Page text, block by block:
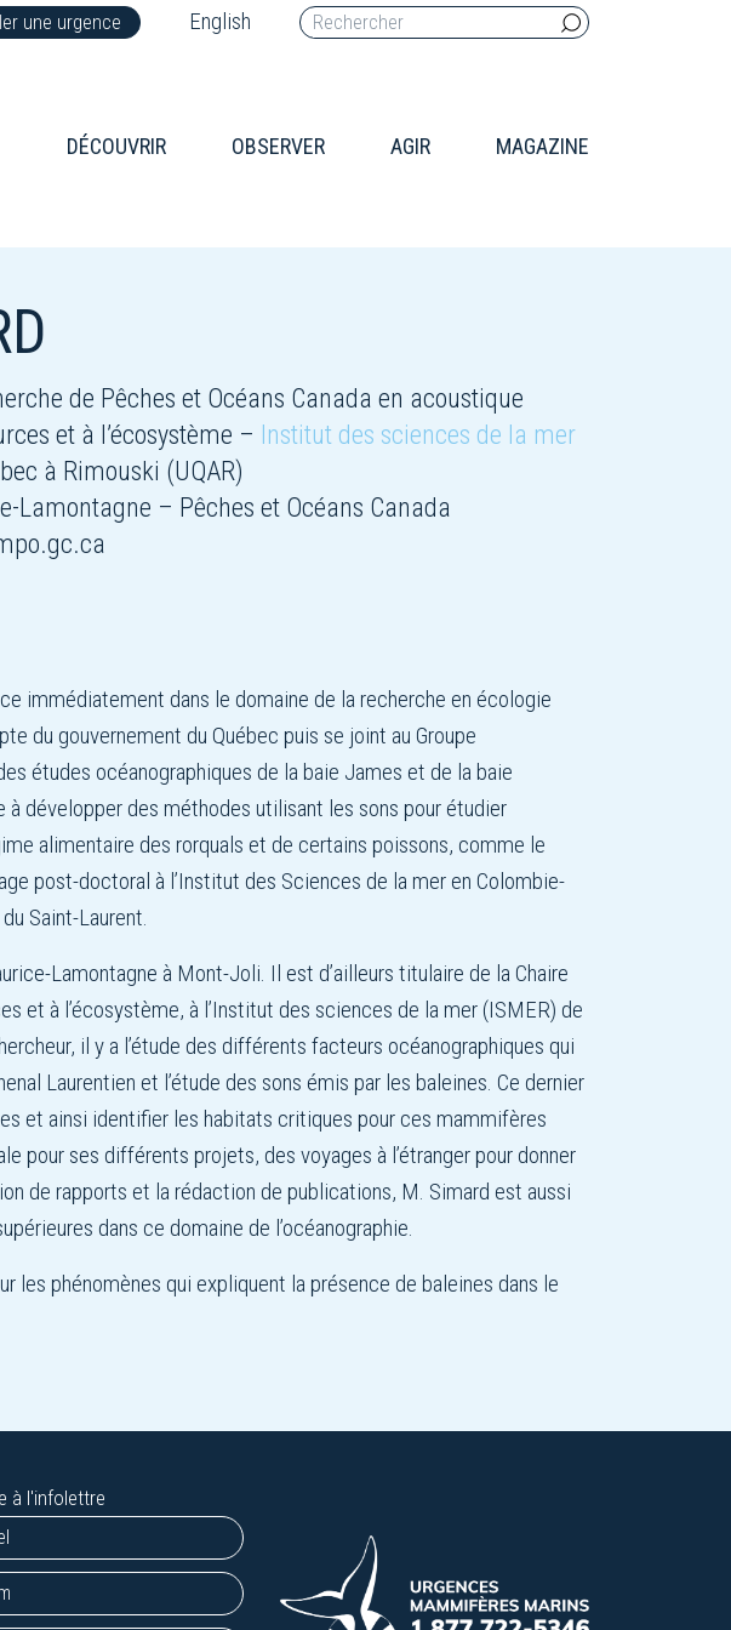
une urgence English
DÉCOUVRIR OBSERVER AGIR MAGAZINE
de Pêches et Océans Canada en acoustique
et à l’écosystème – Institut des sciences de la mer
à Rimouski (UQAR)
Lamontagne – Pêches et Océans Canada
immédiatement dans le domaine de la recherche en écologie
du gouvernement du Québec puis se joint au Groupe
études océanographiques de la baie James et de la baie
développer des méthodes utilisant les sons pour étudier
alimentaire des rorquals et de certains poissons, comme le
post-doctoral à l’Institut des Sciences de la mer en Colombie-
Saint-Laurent.
Lamontagne à Mont-Joli. Il est d’ailleurs titulaire de la Chaire
et à l’écosystème, à l’Institut des sciences de la mer (ISMER) de
il y a l’étude des différents facteurs océanographiques qui
Laurentien et l’étude des sons émis par les baleines. Ce dernier
et ainsi identifier les habitats critiques pour ces mammifères
pour ses différents projets, des voyages à l’étranger pour donner
de rapports et la rédaction de publications, M. Simard est aussi
dans ce domaine de l’océanographie.
les phénomènes qui expliquent la présence de baleines dans le
à l'infolettre